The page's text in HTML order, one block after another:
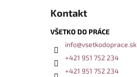
Kontakt
VŠETKO DO PRÁCE
info@vsetkodoprace.sk
+421 951 752 234
+421 951 752 234